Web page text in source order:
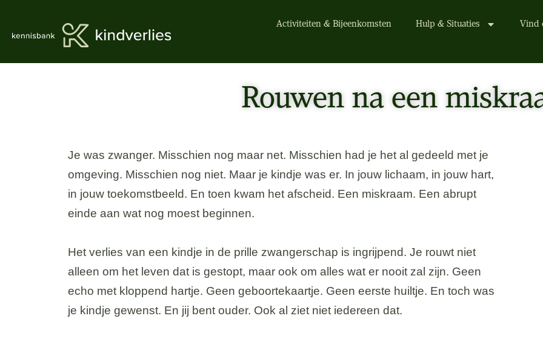
Activiteiten & Bijeenkomsten Hulp & Situaties Vind
Rouwen na een
Je was zwanger. Misschien nog maar net. Misschien had je het al gedeeld met je
omgeving. Misschien nog niet. Maar je kindje was er. In jouw lichaam, in jouw hart,
in jouw toekomstbeeld. En toen kwam het afscheid. Een miskraam. Een abrupt
einde aan wat nog moest beginnen.
Het verlies van een kindje in de prille zwangerschap is ingrijpend. Je rouwt niet
alleen om het leven dat is gestopt, maar ook om alles wat er nooit zal zijn. Geen
echo met kloppend hartje. Geen geboortekaartje. Geen eerste huiltje. En toch was
je kindje gewenst. En jij bent ouder. Ook al ziet niet iedereen dat.